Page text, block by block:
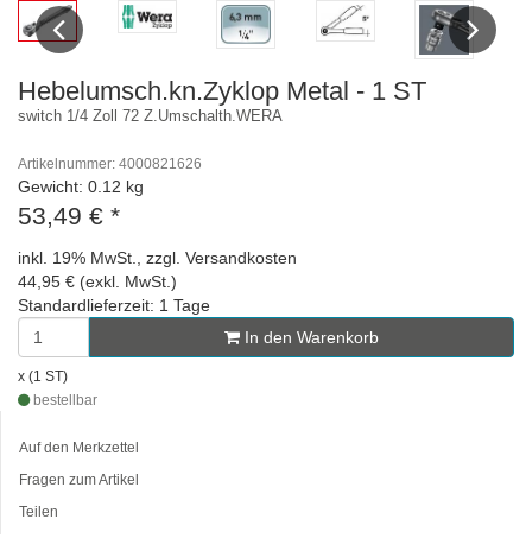
Next
Hebelumsch.kn.Zyklop Metal - 1 ST
switch 1/4 Zoll 72 Z.Umschalth.WERA
Artikelnummer: 4000821626
Gewicht: 0.12 kg
53,49 € *
inkl. 19% MwSt., zzgl. Versandkosten
44,95 € (exkl. MwSt.)
Standardlieferzeit: 1 Tage
In den Warenkorb
x (1 ST)
bestellbar
Auf den Merkzettel
Fragen zum Artikel
Teilen